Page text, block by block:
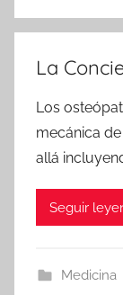
La
Los
mecánica
allá
Seguir
Medicina